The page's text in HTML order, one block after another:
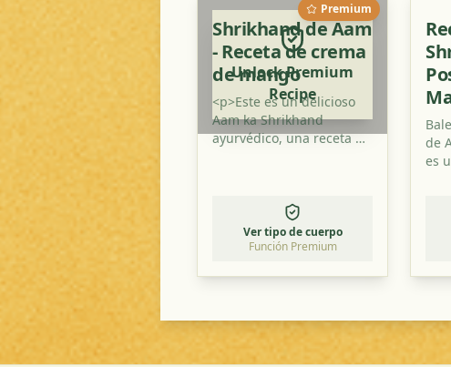
Premium
Unlock Premium
Recipe
Shrikhand de Aam
- Receta de crema
de mango
<p>Este es un delicioso
Aam ka Shrikhand
ayurvédico, una receta de
tradicionales. Es un plato
perfecto para equilibrar
tus doshas y disfrutar de
llena de sabor.</p>
Ver tipo de cuerpo
Función Premium
de
es